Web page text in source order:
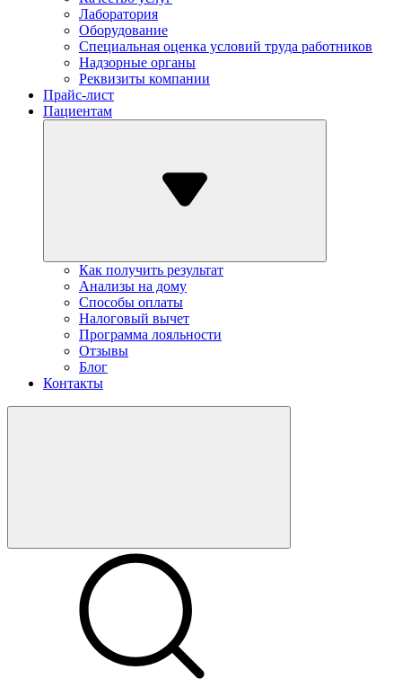
Лаборатория
Оборудование
Специальная оценка условий труда работников
Надзорные органы
Реквизиты компании
Прайс-лист
Пациентам
Как получить результат
Анализы на дому
Способы оплаты
Налоговый вычет
Программа лояльности
Отзывы
Блог
Контакты